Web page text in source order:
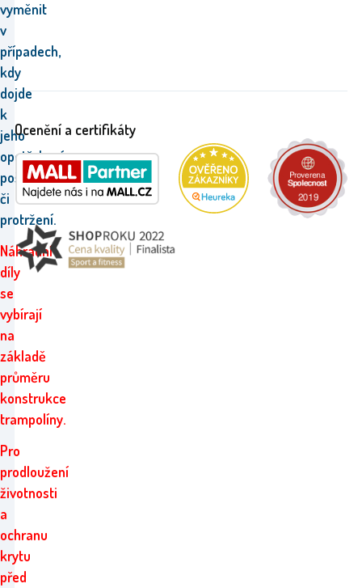
vyměnit
v
případech,
kdy
dojde
k
jeho
opotřebení,
poškození
či
protržení.
Náhradní
díly
se
vybírají
na
základě
průměru
konstrukce
trampolíny.
Pro
prodloužení
životnosti
a
ochranu
krytu
před
Ocenění a certifikáty